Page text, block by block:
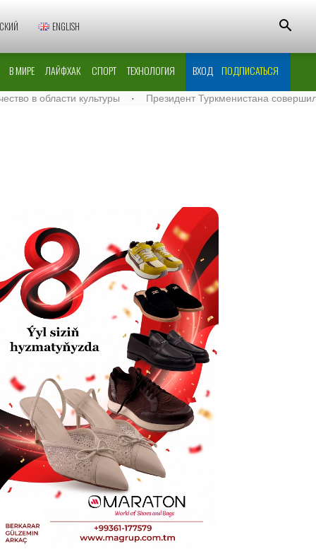
ENGLISH
В МИРЕ ЛАЙФХАК СПОРТ ТЕХНОЛОГИЯ ВХОД ПОДПИСАТЬСЯ
культуры · Президент Туркменистана совершил